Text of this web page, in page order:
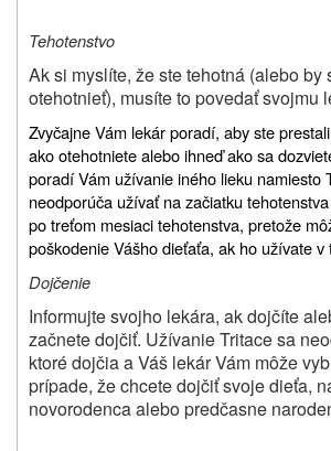
Tehotenstvo
Ak si myslíte, že ste tehotná (alebo by
otehotnieť), musíte to povedať svojmu
Zvyčajne Vám lekár poradí, aby ste
ako otehotniete alebo ihneď ako sa
poradí Vám užívanie iného lieku namiesto
neodporúča užívať na začiatku
po treťom mesiaci tehotenstva, pretože
poškodenie Vášho dieťaťa, ak ho užívate v
Dojčenie
Informujte svojho lekára, ak dojčíte
začnete dojčiť. Užívanie Tritace sa
ktoré dojčia a Váš lekár Vám môže
prípade, že chcete dojčiť svoje dieťa,
novorodenca alebo predčasne